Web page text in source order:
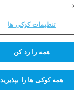
ربکا در مورد یعقوب و عیسو صحبت می کند
تنظیمات کوکی ها
همه را رد کن
همه کوکی ها را بپذیرید